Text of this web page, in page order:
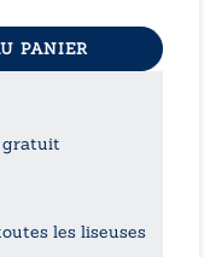
PANIER
gratuit
les liseuses